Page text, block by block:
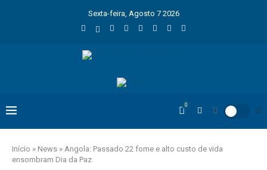
Sexta-feira, Agosto 7 2026
0
Início » News » Angola: Passado 22 fome e alto custo de vida
ensombram Dia da Paz